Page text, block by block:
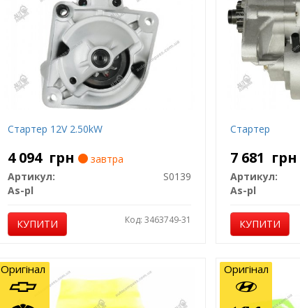
Стартер 12V 2.50kW
4 094 грн
завтра
Артикул:
S0139
As-pl
КУПИТИ Код: 3463749-31
Стартер
7 681 грн
Артикул:
As-pl
КУПИТИ
Оригінал Оригінал